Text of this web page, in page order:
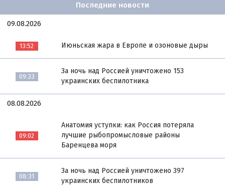
Последние новости
09.08.2026
13:52 Июньская жара в Европе и озоновые дыры
09:33
За ночь над Россией уничтожено 153
украинских беспилотника
08.08.2026
09:02
Анатомия уступки: как Россия потеряла
лучшие рыбопромысловые районы
Баренцева моря
08:31
За ночь над Россией уничтожено 397
украинских беспилотников